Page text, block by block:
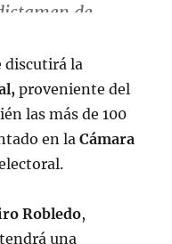
de
el pleno de la
discutirá la
proveniente del
las más de 100
en la Cámara
Robledo,
una